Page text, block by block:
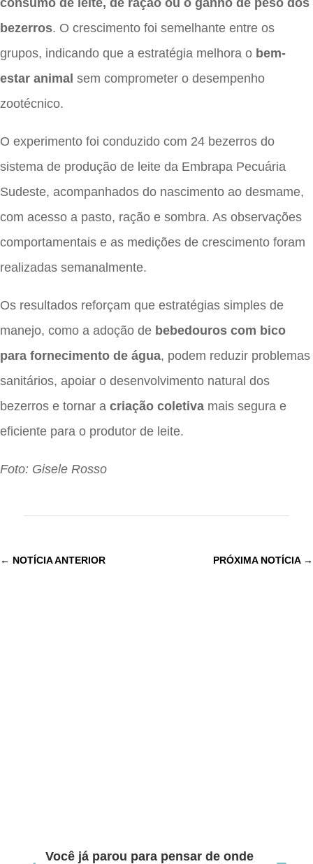
bezerros. O crescimento foi semelhante entre os
grupos, indicando que a estratégia melhora o bem-
estar animal sem comprometer o desempenho
zootécnico.
O experimento foi conduzido com 24 bezerros do
sistema de produção de leite da Embrapa Pecuária
Sudeste, acompanhados do nascimento ao desmame,
com acesso a pasto, ração e sombra. As observações
comportamentais e as medições de crescimento foram
realizadas semanalmente.
Os resultados reforçam que estratégias simples de
manejo, como a adoção de bebedouros com bico
para fornecimento de água, podem reduzir problemas
sanitários, apoiar o desenvolvimento natural dos
bezerros e tornar a criação coletiva mais segura e
eficiente para o produtor de leite.
Foto: Gisele Rosso
← NOTÍCIA ANTERIOR PRÓXIMA NOTÍCIA→
Você já parou para pensar de onde